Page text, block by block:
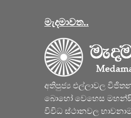
මැදමාවත..
අතිපුජ්‍ය එල්ලාවල
බොහෝ වෙහෙස
විවිධ ස්ථානවල